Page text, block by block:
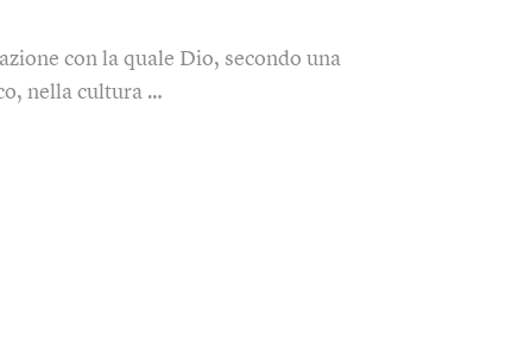
con la quale Dio, secondo una
nella cultura …